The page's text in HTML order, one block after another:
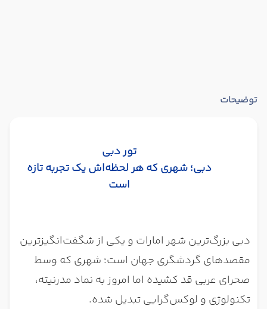
توضیحات
تور دبی
دبی؛ شهری که هر لحظه‌اش یک تجربه تازه
است
دبی بزرگ‌ترین شهر امارات و یکی از شگفت‌انگیزترین
مقصدهای گردشگری جهان است؛ شهری که وسط
صحرای عربی قد کشیده اما امروز به نماد مدرنیته،
تکنولوژی و لوکس‌گرایی تبدیل شده.